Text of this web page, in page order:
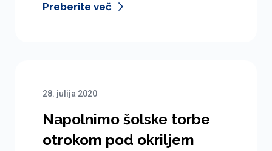
Preberite več
28. julija 2020
Napolnimo šolske torbe
otrokom pod okriljem